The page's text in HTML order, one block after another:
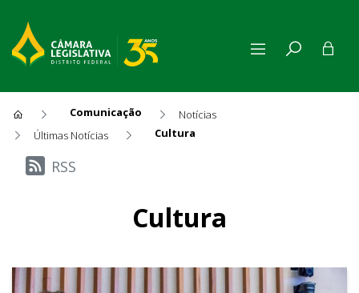
Comunicação
Notícias
Últimas Notícias
Cultura
Últimas Notícias
RSS
Cultura